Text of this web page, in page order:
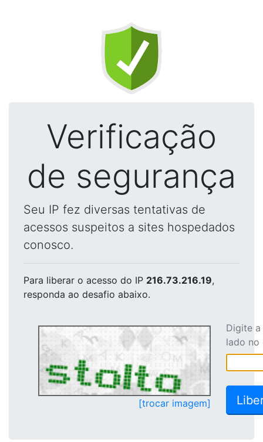
Verificação
de segurança
Seu IP fez diversas tentativas de
acessos suspeitos a sites hospedados
conosco.
Para liberar o acesso do IP 216.73.216.19,
responda ao desafio abaixo.
[trocar imagem]
Digite
lado no